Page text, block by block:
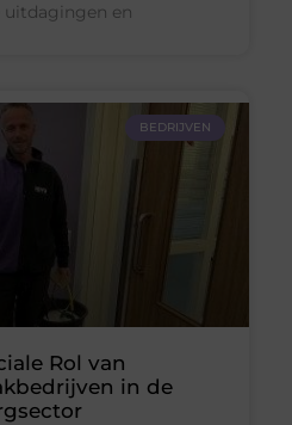
uitdagingen en
BEDRIJVEN
Rol van
in de